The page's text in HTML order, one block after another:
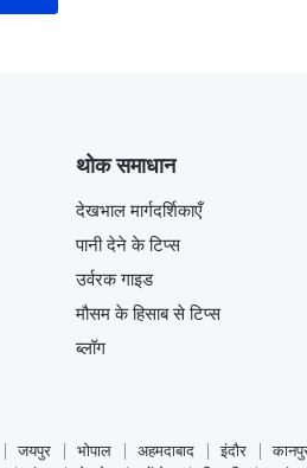
थोक समाधान
देखभाल मार्गदर्शिकाएँ
पानी देने के टिप्स
उर्वरक गाइड
मौसम के हिसाब से टिप्स
ब्लॉग
जयपुर भोपाल अहमदाबाद इंदौर